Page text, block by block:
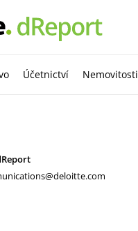
Účetnictví Nemovitosti